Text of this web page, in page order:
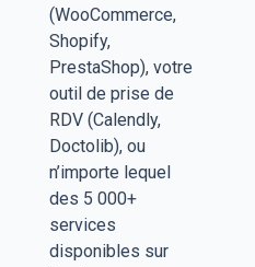
(WooCommerce,
Shopify,
PrestaShop), votre
outil de prise de
RDV (Calendly,
Doctolib), ou
n’importe lequel
des 5 000+
services
disponibles sur